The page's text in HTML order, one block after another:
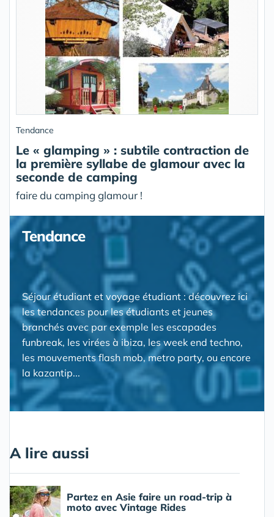
Tendance
Le « glamping » : subtile contraction de
la première syllabe de glamour avec la
seconde de camping
faire du camping glamour !
Tendance
Séjour étudiant et voyage étudiant : découvrez ici
les tendances pour les étudiants et jeunes
branchés avec par exemple les escapades
funbreak, les virées à ibiza, les week end techno,
les mouvements flash mob, metro party, ou encore
la kazantip...
A lire aussi
Partez en Asie faire un road-trip à
moto avec Vintage Rides